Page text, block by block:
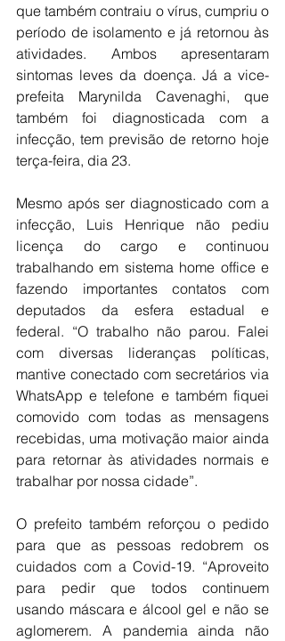
que também contraiu o vírus, cumpriu o
período de isolamento e já retornou às
atividades. Ambos apresentaram
sintomas leves da doença. Já a vice-
prefeita Marynilda Cavenaghi, que
também foi diagnosticada com a
infecção, tem previsão de retorno hoje
terça-feira, dia 23.
Mesmo após ser diagnosticado com a
infecção, Luis Henrique não pediu
licença do cargo e continuou
trabalhando em sistema home office e
fazendo importantes contatos com
deputados da esfera estadual e
federal. “O trabalho não parou. Falei
com diversas lideranças políticas,
mantive conectado com secretários via
WhatsApp e telefone e também fiquei
comovido com todas as mensagens
recebidas, uma motivação maior ainda
para retornar às atividades normais e
trabalhar por nossa cidade”.
O prefeito também reforçou o pedido
para que as pessoas redobrem os
cuidados com a Covid-19. “Aproveito
para pedir que todos continuem
usando máscara e álcool gel e não se
aglomerem. A pandemia ainda não